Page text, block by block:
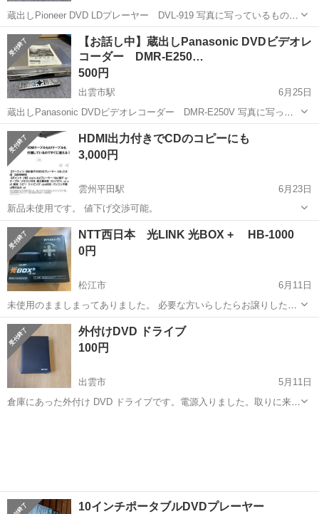
蔵出しPioneer DVD LDプレーヤー DVL-919 写真に写っているものが
すべてとなります。 長い間蔵入り、しかもLDディスクもDVDディスク
もありませんから、動作確認はしておりません。 簡易清掃済みです。
中...
島根 出雲市 出雲市駅 映像プレーヤー、レコーダー
蔵出し
【お話し中】蔵出しPanasonic DVDビデオレ
コーダー DMR-E250…
500円
出雲市駅
6月25日
蔵出しPanasonic DVDビデオレコーダー DMR-E250V 写真に写って
いるものがすべてとなります。 長い間蔵入り、しかもビデオテープも
DVDディスクもありませんから、動作確認はしておりません。 簡易清
掃済...
島根 出雲市 出雲市駅 映像プレーヤー、レコーダー
HDMI出力付きでCDのコピーにも
3,000円
雲州平田駅
6月23日
新品未使用です。 値下げ交渉可能。
島根 出雲市 雲州平田駅 映像プレーヤー、レコーダー
HDMI
NTT西日本 光LINK 光BOX + HB-1000
0円
松江市
6月11日
未使用のまましまってありました。 必要な方いらしたらお譲りしたい
です。 ローソン松江大庭店まで引き取りに来ていただける方にお譲り
したいです。 よろしくお願いいたします。
島根 松江市 映像プレーヤー、レコーダー
外付けDVD ドライブ
100円
出雲市
5月11日
倉庫にあった外付け DVD ドライブです。電源入りました。取りに来て
10インチポータブルDVDプレーヤー